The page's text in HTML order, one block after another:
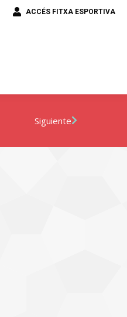
ACCÉS FITXA ESPORTIVA
Siguiente